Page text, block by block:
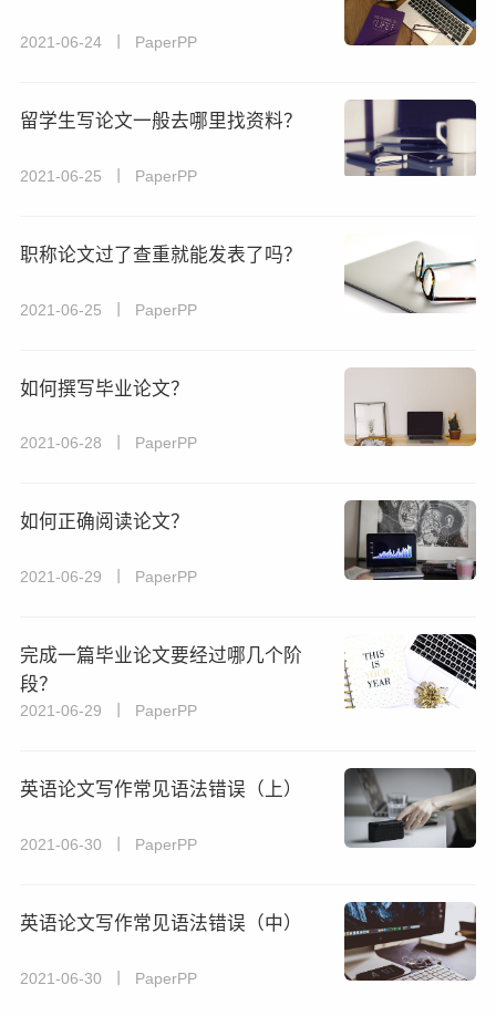
2021-06-24 丨 PaperPP
留学生写论文一般去哪里找资料？
2021-06-25 丨 PaperPP
职称论文过了查重就能发表了吗？
2021-06-25 丨 PaperPP
如何撰写毕业论文？
2021-06-28 丨 PaperPP
如何正确阅读论文？
2021-06-29 丨 PaperPP
完成一篇毕业论文要经过哪几个阶
段？
2021-06-29 丨 PaperPP
英语论文写作常见语法错误（上）
2021-06-30 丨 PaperPP
英语论文写作常见语法错误（中）
2021-06-30 丨 PaperPP